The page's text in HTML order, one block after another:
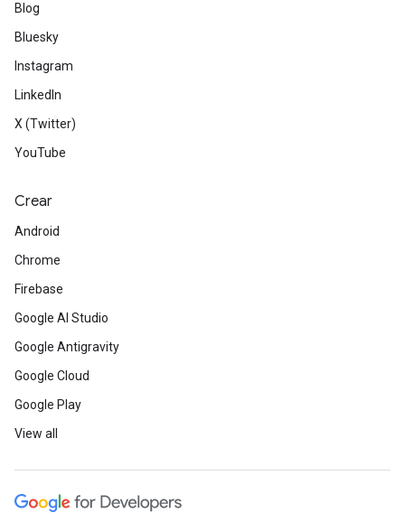
Blog
Bluesky
Instagram
LinkedIn
X (Twitter)
YouTube
Crear
Android
Chrome
Firebase
Google AI Studio
Google Antigravity
Google Cloud
Google Play
View all